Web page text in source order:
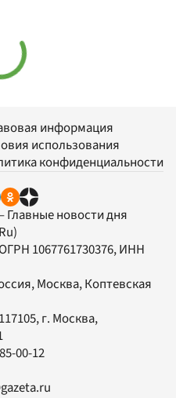
информация
использования
конфиденциальности
Главные новости дня
1067761730376, ИНН
Москва, Коптевская
117105, г. Москва,
00-12